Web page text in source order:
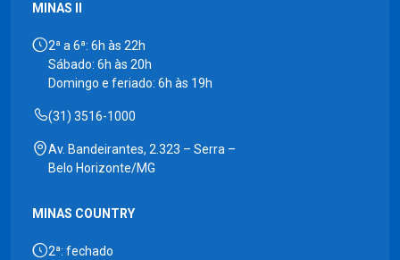
MINAS II
2ª a 6ª: 6h às 22h
Sábado: 6h às 20h
Domingo e feriado: 6h às 19h
(31) 3516-1000
Av. Bandeirantes, 2.323 – Serra –
Belo Horizonte/MG
MINAS COUNTRY
2ª: fechado